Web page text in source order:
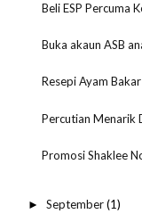
Beli ESP Percuma
Buka akaun ASB
Resepi Ayam
Percutian Menarik
Promosi Shaklee
► September(1)